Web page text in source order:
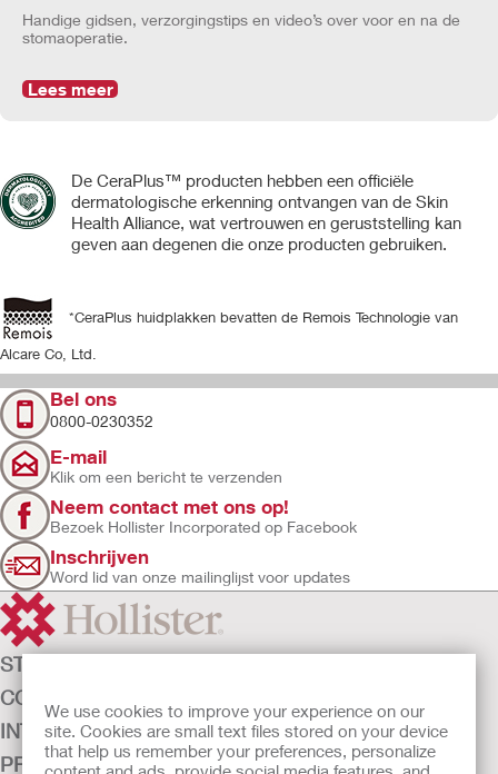
We use cookies to improve your experience on our
site. Cookies are small text files stored on your device
that help us remember your preferences, personalize
Handige gidsen, verzorgingstips en video’s over voor en na de
stomaoperatie.
Lees meer
De CeraPlus™ producten hebben een officiële
dermatologische erkenning ontvangen van de Skin
Health Alliance, wat vertrouwen en geruststelling kan
geven aan degenen die onze producten gebruiken.
*CeraPlus huidplakken bevatten de Remois Technologie van
Alcare Co, Ltd.
Bel ons
0800-0230352
E-mail
Klik om een bericht te verzenden
Neem contact met ons op!
Bezoek Hollister Incorporated op Facebook
Inschrijven
Word lid van onze mailinglijst voor updates
STOMAZORG
CONTINENTIEZORG
INTENSIEVE ZORG
PRODUCTEN